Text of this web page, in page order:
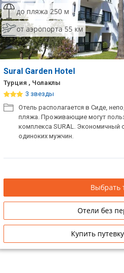
до пляжа 250 м
от аэропорта 55 км
Sural Garden Hotel
Турция , Чолаклы
3 звезды
Отель располагается в Сиде,
пляжа. Проживающие могут
комплекса SURAL. Экономичный
одиноких мужчин.
Выбрать
Отели без
Купить